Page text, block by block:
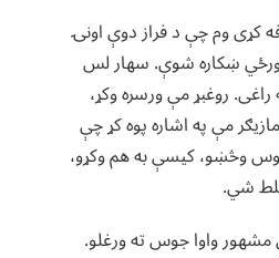
کړی وم چې د فراز دوې اونۍ
ښکاره شوې. سهار لس
روغبړ مې ورسره وکړ،
مې په اشاره پوه کړ چې
وڅښو، کیسې به هم وکړو،
شي.
مشهور واوا جوس ته ورغلو.